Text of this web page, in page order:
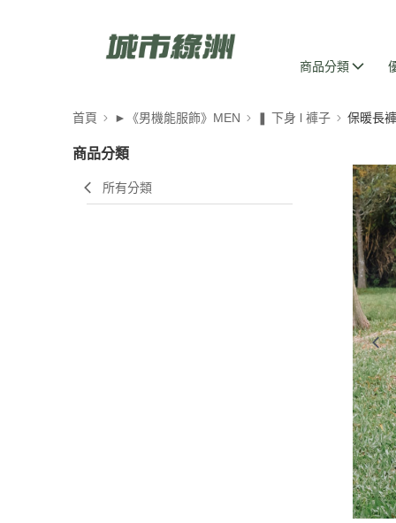
商品分類
首頁 ►《男機能服飾》MEN ❚ 下身 l 褲子 保暖長褲
商品分類
所有分類